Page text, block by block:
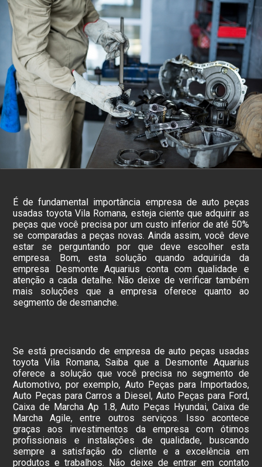
É de fundamental importância empresa de auto peças
usadas toyota Vila Romana, esteja ciente que adquirir as
peças que você precisa por um custo inferior de até 50%
se comparadas a peças novas. Ainda assim, você deve
estar se perguntando por que deve escolher esta
empresa. Bom, esta solução quando adquirida da
empresa Desmonte Aquarius conta com qualidade e
atenção a cada detalhe. Não deixe de verificar também
mais soluções que a empresa oferece quanto ao
segmento de desmanche.
Se está precisando de empresa de auto peças usadas
toyota Vila Romana, Saiba que a Desmonte Aquarius
oferece a solução que você precisa no segmento de
Automotivo, por exemplo, Auto Peças para Importados,
Auto Peças para Carros a Diesel, Auto Peças para Ford,
Caixa de Marcha Ap 1.8, Auto Peças Hyundai, Caixa de
Marcha Agile, entre outros serviços. Isso acontece
graças aos investimentos da empresa com ótimos
profissionais e instalações de qualidade, buscando
sempre a satisfação do cliente e a excelência em
produtos e trabalhos. Não deixe de entrar em contato